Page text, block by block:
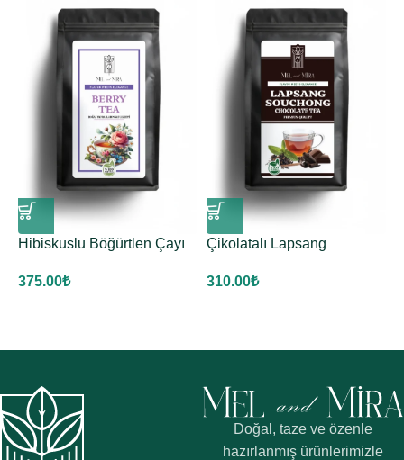
Hibiskuslu Böğürtlen Çayı
375.00₺
Çikolatalı Lapsang
310.00₺
Doğal, taze ve özenle
hazırlanmış ürünlerimizle